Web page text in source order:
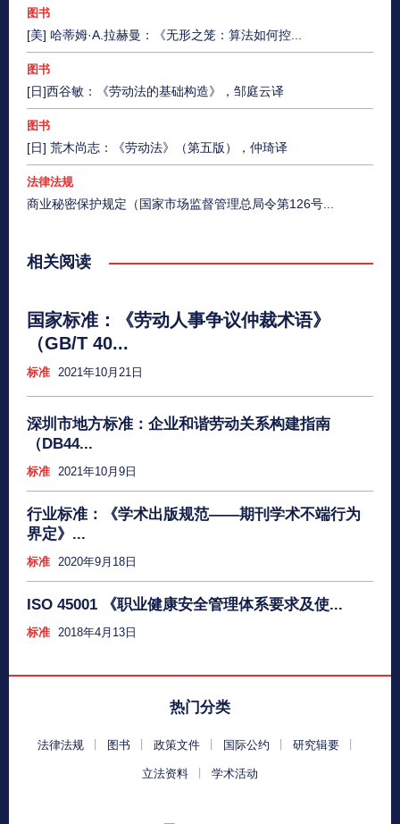
图书
[美] 哈蒂姆·A.拉赫曼：《无形之笼：算法如何控...
图书
[日]西谷敏：《劳动法的基础构造》，邹庭云译
图书
[日] 荒木尚志：《劳动法》（第五版），仲琦译
法律法规
商业秘密保护规定（国家市场监督管理总局令第126号...
相关阅读
国家标准：《劳动人事争议仲裁术语》
（GB/T 40...
标准 2021年10月21日
深圳市地方标准：企业和谐劳动关系构建指南
（DB44...
标准 2021年10月9日
行业标准：《学术出版规范——期刊学术不端行为
界定》...
标准 2020年9月18日
ISO 45001 《职业健康安全管理体系要求及使...
标准 2018年4月13日
热门分类
法律法规 图书 政策文件 国际公约 研究辑要
立法资料 学术活动